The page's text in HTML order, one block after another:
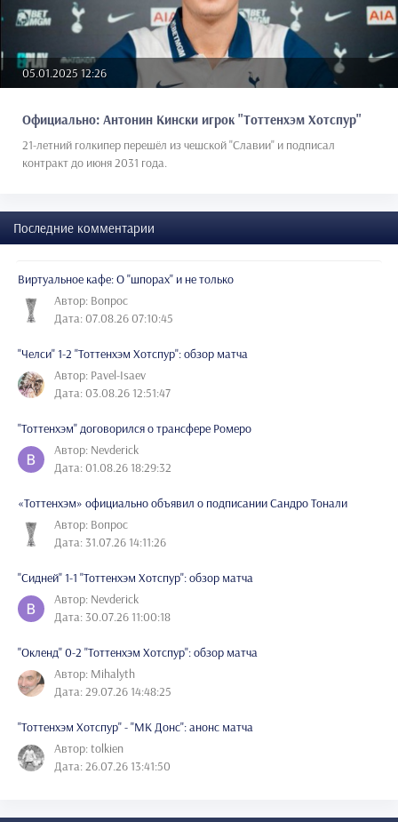
05.01.2025 12:26
Официально: Антонин Кински игрок "Тоттенхэм Хотспур"
21-летний голкипер перешёл из чешской "Славии" и подписал
контракт до июня 2031 года.
Последние комментарии
Виртуальное кафе: О "шпорах" и не только
Автор: Вопрос
Дата: 07.08.26 07:10:45
"Челси" 1-2 "Тоттенхэм Хотспур": обзор матча
Автор: Pavel-Isaev
Дата: 03.08.26 12:51:47
"Тоттенхэм" договорился о трансфере Ромеро
Автор: Nevderick
Дата: 01.08.26 18:29:32
«Тоттенхэм» официально объявил о подписании Сандро Тонали
Автор: Вопрос
Дата: 31.07.26 14:11:26
"Сидней" 1-1 "Тоттенхэм Хотспур": обзор матча
Автор: Nevderick
Дата: 30.07.26 11:00:18
"Окленд" 0-2 "Тоттенхэм Хотспур": обзор матча
Автор: Mihalyth
Дата: 29.07.26 14:48:25
"Тоттенхэм Хотспур" - "МК Донс": анонс матча
Автор: tolkien
Дата: 26.07.26 13:41:50